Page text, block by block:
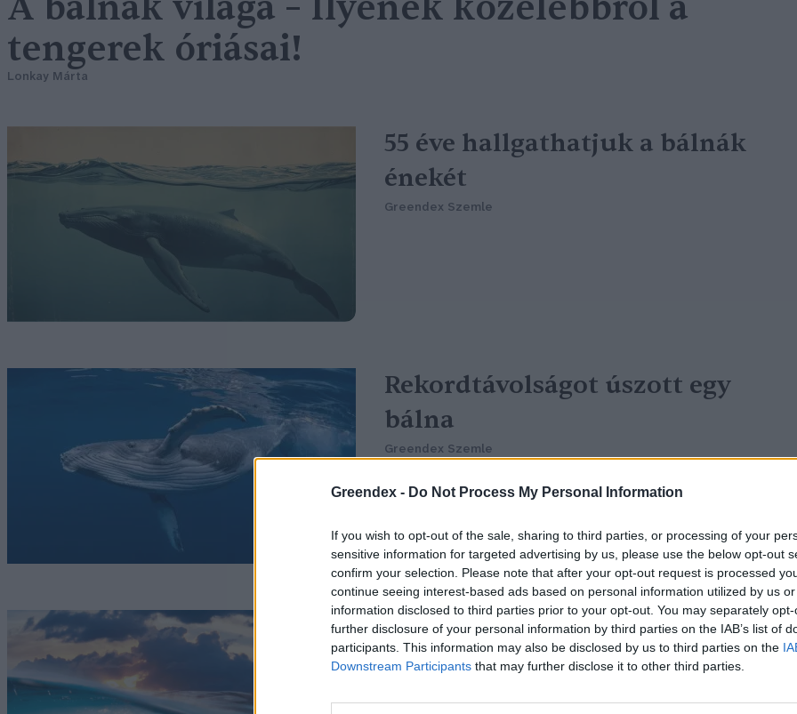
Greendex - Do Not Process My Personal Information
If you wish to opt-out of the sale, sharing to third parties, or processing of your
sensitive information for targeted advertising by us, please use the below opt-out
confirm your selection. Please note that after your opt-out request is processed
continue seeing interest-based ads based on personal information utilized by us
information disclosed to third parties prior to your opt-out. You may separately
further disclosure of your personal information by third parties on the IAB’s list of
participants. This information may also be disclosed by us to third parties on the
Downstream Participants that may further disclose it to other third parties.
tengerek óriásai!
Lonkay Márta
55 éve hallgathatjuk a bálnák
énekét
Greendex Szemle
Rekordtávolságot úszott egy
bálna
Greendex Szemle
Nagymamák fontossága az
élővilágban: Érdekes tanulmány
született az emberek és a bálnák